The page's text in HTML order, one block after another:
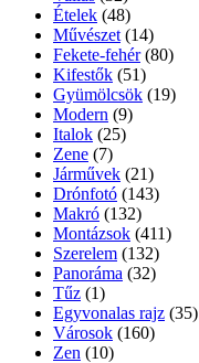
Ételek (48)
Művészet (14)
Fekete-fehér (80)
Kifestők (51)
Gyümölcsök (19)
Modern (9)
Italok (25)
Zene (7)
Járművek (21)
Drónfotó (143)
Makró (132)
Montázsok (411)
Szerelem (132)
Panoráma (32)
Tűz (1)
Egyvonalas rajz (35)
Városok (160)
Zen (10)